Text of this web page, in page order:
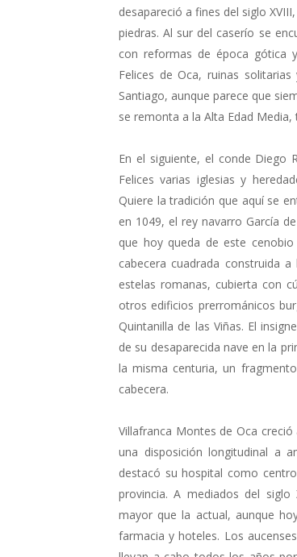
desapareció a fines del siglo
piedras. Al sur del caserío se
con reformas de época gótica
Felices de Oca, ruinas
Santiago, aunque parece que
se remonta a la Alta Edad
En el siguiente, el conde Diego
Felices varias iglesias y
Quiere la tradición que aquí se
en 1049, el rey navarro García
que hoy queda de este
cabecera cuadrada construida
estelas romanas, cubierta con
otros edificios prerrománicos
Quintanilla de las Viñas. El
de su desaparecida nave en la
la misma centuria, un
cabecera.
Villafranca Montes de Oca
una disposición longitudinal a
destacó su hospital como
provincia. A mediados del siglo
mayor que la actual, aunque
farmacia y hoteles. Los